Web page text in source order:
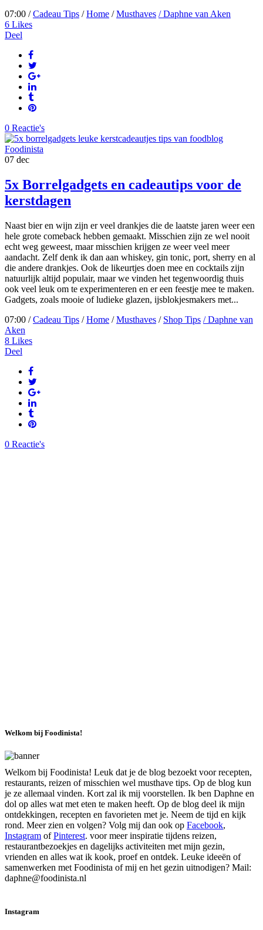
07:00 /Cadeau Tips /Home /Musthaves / Daphne van Aken
6 Likes
Deel
0 Reactie's
07 dec
5x Borrelgadgets en cadeautips voor de
kerstdagen
Naast bier en wijn zijn er veel drankjes die de laatste jaren weer een
hele grote comeback hebben gemaakt. Misschien zijn ze wel nooit
echt weg geweest, maar misschien krijgen ze weer veel meer
aandacht. Zelf denk ik dan aan whiskey, gin tonic, port, sherry en al
die andere drankjes. Ook de likeurtjes doen mee en cocktails zijn
natuurlijk altijd populair, maar we vinden het tegenwoordig thuis
ook veel leuk om te experimenteren en er een feestje mee te maken.
Gadgets, zoals mooie of ludieke glazen, ijsblokjesmakers met...
07:00 /Cadeau Tips /Home /Musthaves / Shop Tips / Daphne van
Aken
8 Likes
Deel
0 Reactie's
Welkom bij Foodinista!
Welkom bij Foodinista! Leuk dat je de blog bezoekt voor recepten,
restaurants, reizen of misschien wel musthave tips. Op de blog kun
je ze allemaal vinden. Kort zal ik mij voorstellen. Ik ben Daphne en
dol op alles wat met eten te maken heeft. Op de blog deel ik mijn
ontdekkingen, recepten en favorieten met je. Neem de tijd en kijk
rond. Meer zien en volgen? Volg mij dan ook op Facebook,
Instagram ofPinterest. voor meer inspiratie tijdens reizen,
restaurantbezoekjes en dagelijks activiteiten met mijn gezin,
vrienden en alles wat ik kook, proef en ontdek. Leuke ideeën of
samenwerken met Foodinista of mij en het gezin uitnodigen? Mail:
daphne@foodinista.nl
Instagram